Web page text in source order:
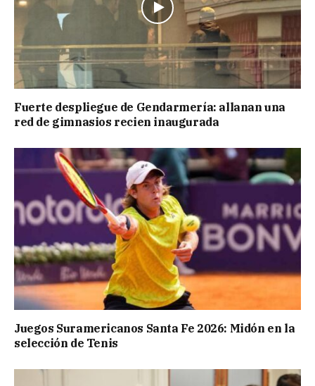
Fuerte despliegue de Gendarmería: allanan una
red de gimnasios recien inaugurada
Juegos Suramericanos Santa Fe 2026: Midón en la
selección de Tenis